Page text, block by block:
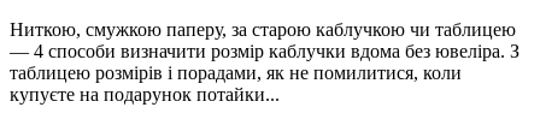
Ниткою, смужкою паперу, за старою каблучкою чи таблицею
— 4 способи визначити розмір каблучки вдома без ювеліра. З
таблицею розмірів і порадами, як не помилитися, коли
купуєте на подарунок потайки...